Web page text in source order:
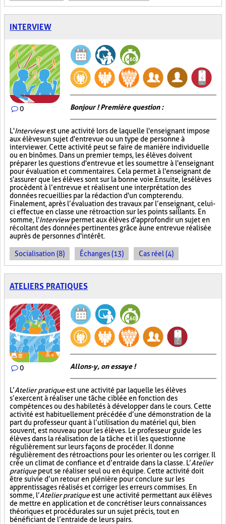
INTERVIEW
0 Bonjour ! Première question :
L'Interviewest une activité lors de laquelle l'enseignant impose
aux élèves un sujet d'entrevue ou un type de personne à
interviewer. Cette activité peut se faire de manière individuelle
ou en binômes. Dans un premier temps, les élèves doivent
préparer les questions d'entrevue et les soumettre à l'enseignant
pour évaluation et commentaires. Cela permet à l'enseignant de
s'assurer que les élèves sont sur la bonne voie. Ensuite, les élèves
procèdent à l’entrevue et réalisent une interprétation des
données recueillies par la rédaction d'un compte rendu.
Finalement, après l’évaluation des travaux par l’enseignant, celui-
ci effectue en classe une rétroaction sur les points saillants. En
somme, l'Interviewpermet aux élèves d'approfondir un sujet en
récoltant des données pertinentes grâce à une entrevue réalisée
auprès de personnes d'intérêt.
Socialisation (8) Échanges (13) Cas réel (4)
ATELIERS PRATIQUES
0 Allons-y, on essaye !
L’Atelier pratiqueest une activité par laquelle les élèves
s’exercent à réaliser une tâche ciblée en fonction des
compétences ou des habiletés à développer dans le cours. Cette
activité est habituellement précédée d’une démonstration de la
part du professeur quant à l’utilisation du matériel qui, bien
souvent, est nouveau pour les élèves. Le professeur guide les
élèves dans la réalisation de la tâche et il les questionne
régulièrement sur leurs façons de procéder. Il donne
régulièrement des rétroactions pour les orienter ou les corriger. Il
crée un climat de confiance et d’entraide dans la classe. L’Atelier
pratiquepeut se réaliser seul ou en équipe. Cette activité doit
être suivie d’un retour en plénière pour conclure sur les
apprentissages réalisés et corriger les erreurs commises. En
somme, l’Atelier pratiqueest une activité permettant aux élèves
de mettre en application et de concrétiser leurs connaissances
théoriques et procédurales sur un sujet précis, tout en
bénéficiant de l’entraide de leurs pairs.